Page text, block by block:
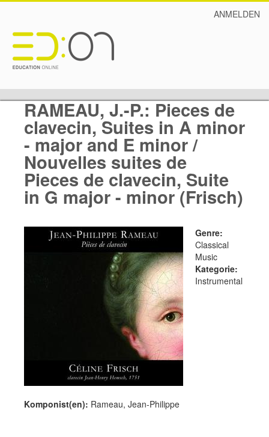
ANMELDEN
RAMEAU, J.-P.: Pieces de
clavecin, Suites in A minor
- major and E minor /
Nouvelles suites de
Pieces de clavecin, Suite
in G major - minor (Frisch)
Genre:
Classical
Music
Kategorie:
Instrumental
Komponist(en): Rameau, Jean-Philippe